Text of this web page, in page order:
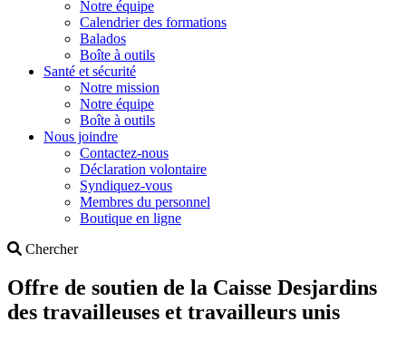
Notre équipe
Calendrier des formations
Balados
Boîte à outils
Santé et sécurité
Notre mission
Notre équipe
Boîte à outils
Nous joindre
Contactez-nous
Déclaration volontaire
Syndiquez-vous
Membres du personnel
Boutique en ligne
ChercherSearch
Offre de soutien de la Caisse Desjardins
des travailleuses et travailleurs unis